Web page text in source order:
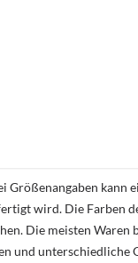
kann
wird. Die Farben
Die meisten Waren
und